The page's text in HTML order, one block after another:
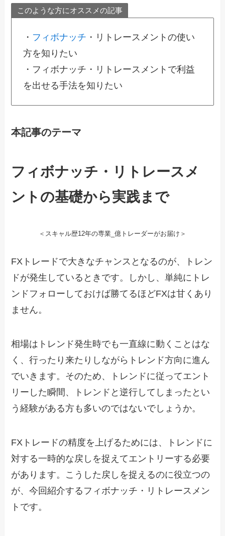
このような方にオススメの記事
・ フィボナッチ ・リトレースメントの使い
方を知りたい
・フィボナッチ・リトレースメントで利益
を出せる手法を知りたい
本記事のテーマ
フィボナッチ・リトレースメ
ントの基礎から実践まで
＜スキャル歴12年の専業_億トレーダーがお届け＞
FXトレードで大きなチャンスとなるのが、トレン
ドが発生しているときです。しかし、単純にトレ
ンドフォローしておけば勝てるほどFXは甘くあり
ません。
相場はトレンド発生時でも一直線に動くことはな
く、行ったり来たりしながらトレンド方向に進ん
でいきます。そのため、トレンドに従ってエント
リーした瞬間、トレンドと逆行してしまったとい
う経験がある方も多いのではないでしょうか。
FXトレードの精度を上げるためには、トレンドに
対する一時的な戻しを捉えてエントリーする必要
があります。こうした戻しを捉えるのに役立つの
が、今回紹介するフィボナッチ・リトレースメン
トです。